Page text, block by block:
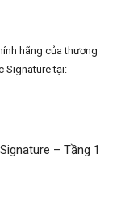
hãng của thương
Signature tại:
– Tầng 1